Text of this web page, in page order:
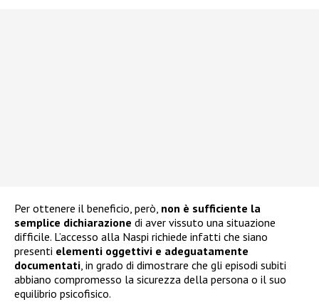
Per ottenere il beneficio, però, non è sufficiente la
semplice dichiarazione di aver vissuto una situazione
difficile. L’accesso alla Naspi richiede infatti che siano
presenti elementi oggettivi e adeguatamente
documentati, in grado di dimostrare che gli episodi subiti
abbiano compromesso la sicurezza della persona o il suo
equilibrio psicofisico.